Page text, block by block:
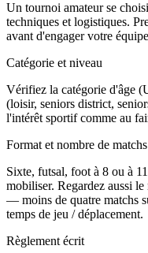
Un tournoi amateur se
techniques et logistiques.
avant d'engager votre
Catégorie et niveau
Vérifiez la catégorie d'âge
(loisir, seniors district,
l'intérêt sportif comme au
Format et nombre de matchs
Sixte, futsal, foot à 8 ou à
mobiliser. Regardez aussi
— moins de quatre matchs
temps de jeu / déplacement.
Règlement écrit